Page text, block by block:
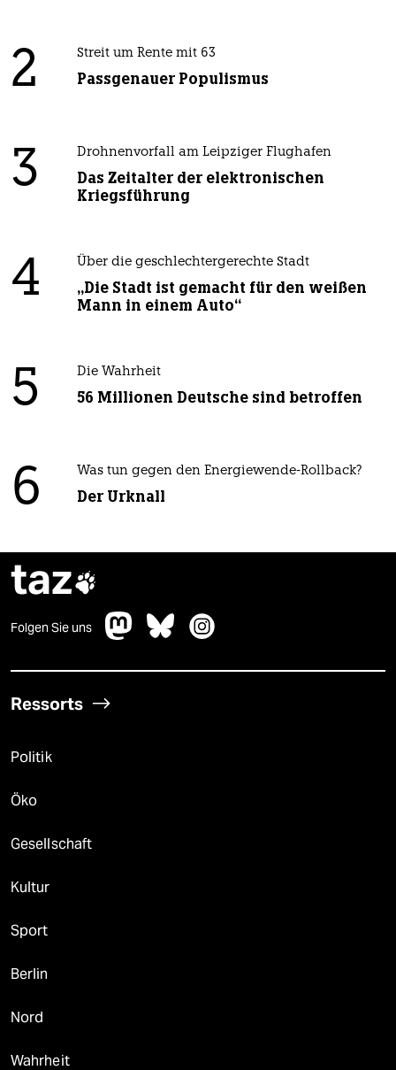
2 Streit um Rente mit 63
Passgenauer Populismus
3 Drohnenvorfall am Leipziger Flughafen
Das Zeitalter der elektronischen
Kriegsführung
4 Über die geschlechtergerechte Stadt
„Die Stadt ist gemacht für den weißen
Mann in einem Auto“
5 Die Wahrheit
56 Millionen Deutsche sind betroffen
6 Was tun gegen den Energiewende-Rollback?
Der Urknall
taz
Folgen Sie uns
Ressorts
Politik
Öko
Gesellschaft
Kultur
Sport
Berlin
Nord
Wahrheit